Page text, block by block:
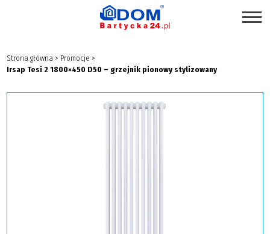
SKLEPY
PROMOCJE
Strona główna > Promocje >
Irsap Tesi 2 1800×450 D50 – grzejnik pionowy stylizowany